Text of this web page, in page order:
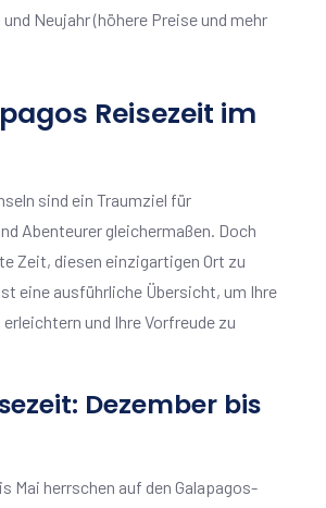
Neujahr (höhere Preise und mehr
Reisezeit im
sind ein Traumziel für
Abenteurer gleichermaßen. Doch
Zeit, diesen einzigartigen Ort zu
eine ausführliche Übersicht, um Ihre
und Ihre Vorfreude zu
Dezember bis
Mai herrschen auf den Galapagos-